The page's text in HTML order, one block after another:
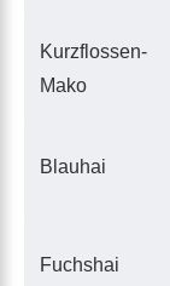
Kurzflossen-
Mako
Blauhai
Fuchshai